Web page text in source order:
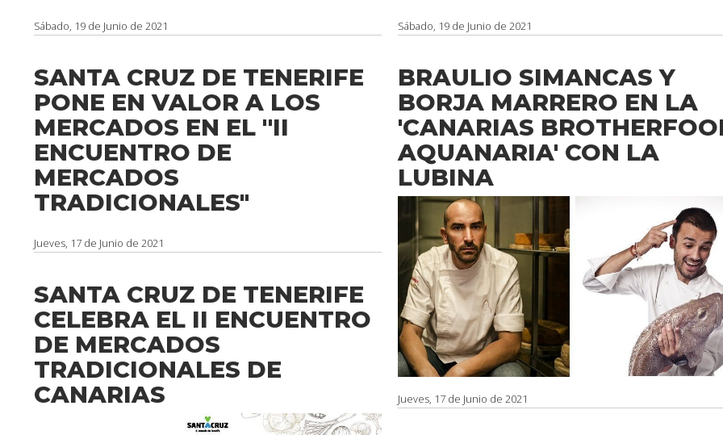
Sábado, 19 de Junio de 2021
SANTA CRUZ DE TENERIFE
PONE EN VALOR A LOS
MERCADOS EN EL ''II
ENCUENTRO DE
MERCADOS
TRADICIONALES"
Jueves, 17 de Junio de 2021
SANTA CRUZ DE TENERIFE
CELEBRA EL II ENCUENTRO
DE MERCADOS
TRADICIONALES DE
CANARIAS
Sábado, 19 de Junio de 2021
BRAULIO SIMANCAS Y
BORJA MARRERO EN LA
'CANARIAS
AQUANARIA' CON LA
LUBINA
Jueves, 17 de Junio de 2021